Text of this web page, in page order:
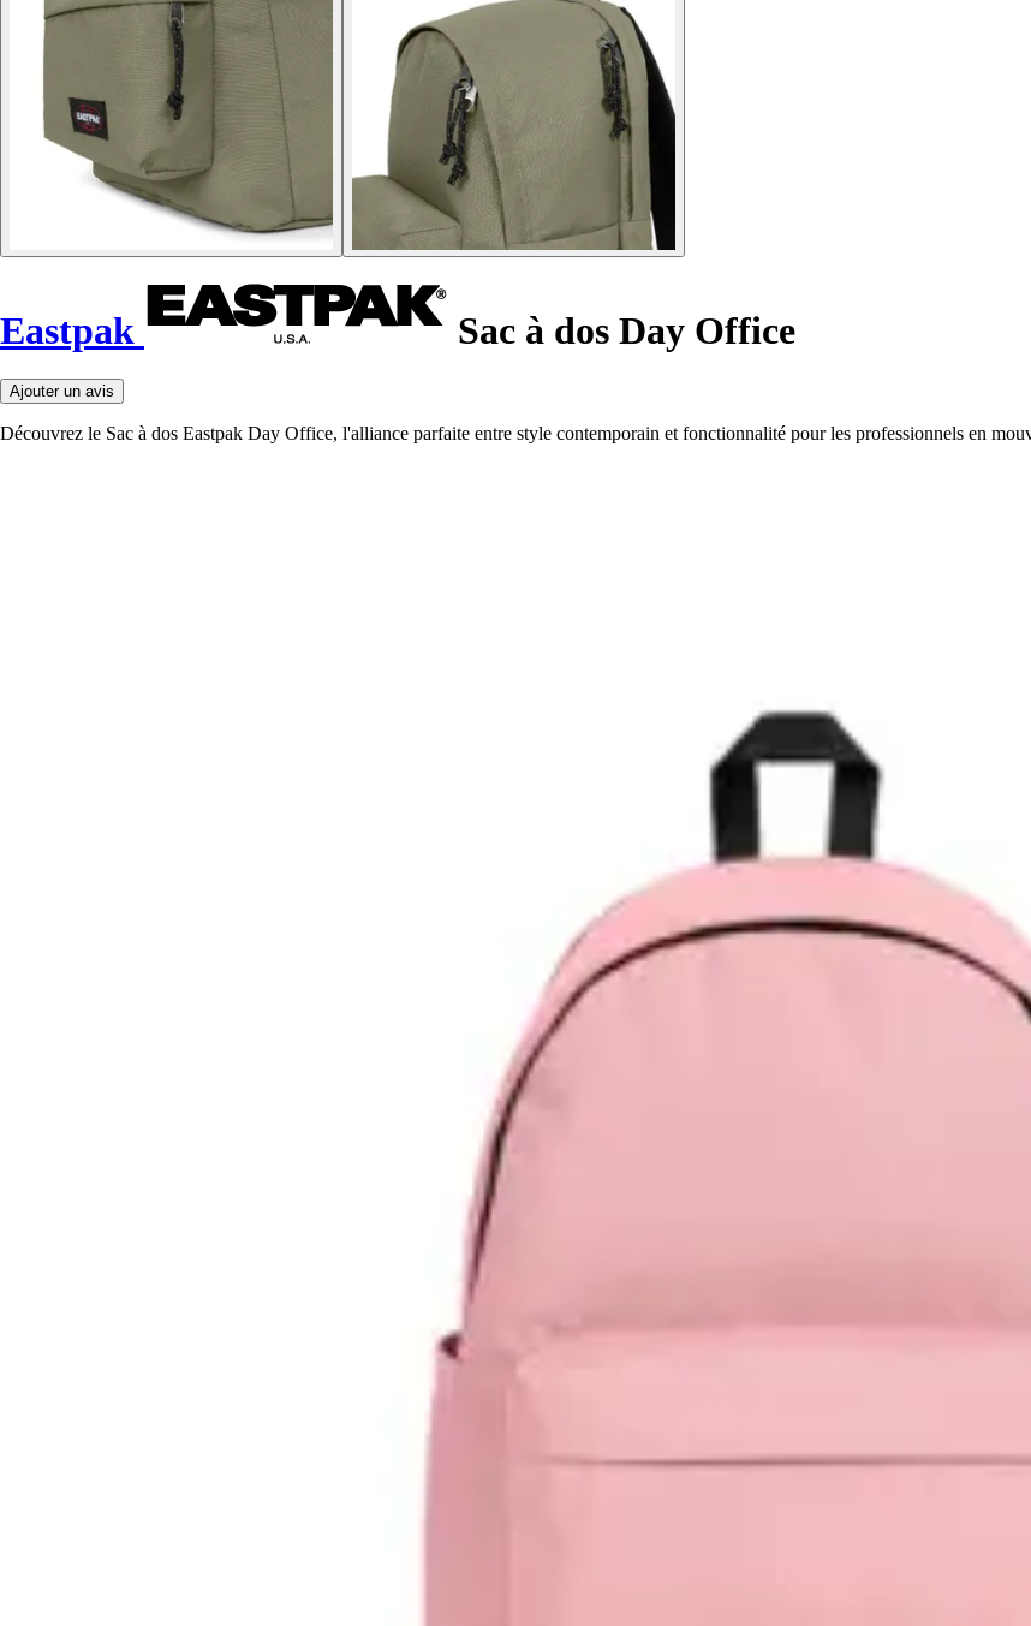
Eastpak Sac à dos Day Office
Ajouter un avis
Découvrez le Sac à dos Eastpak Day Office, l'alliance parfaite entre style contemporain et fonctionnalité pour les professionnels en